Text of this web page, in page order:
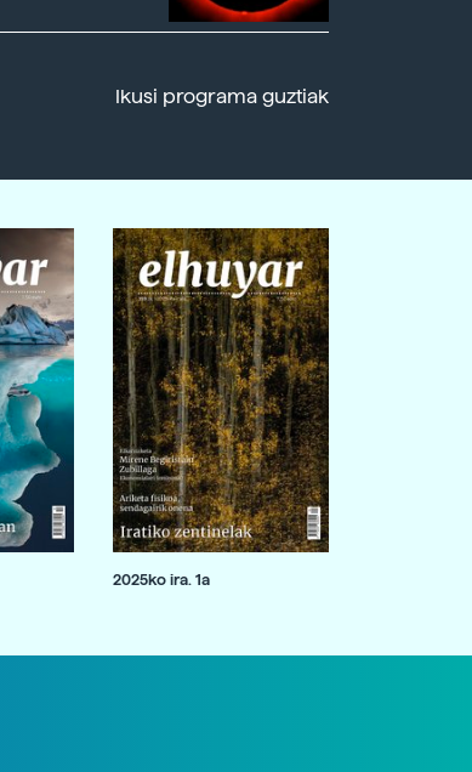
Ikusi programa guztiak
2025ko ira. 1a